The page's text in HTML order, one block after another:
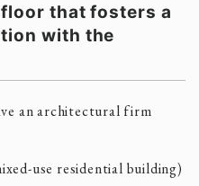
that fosters a
with the
an architectural firm
use residential building)